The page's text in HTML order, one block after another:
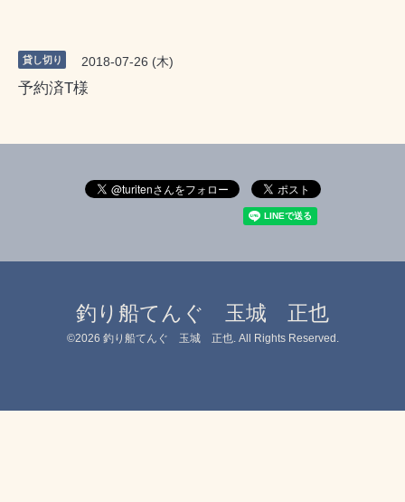
貸し切り 2018-07-26 (木)
予約済T様
釣り船てんぐ 玉城 正也
©2026 釣り船てんぐ 玉城 正也. All Rights Reserved.